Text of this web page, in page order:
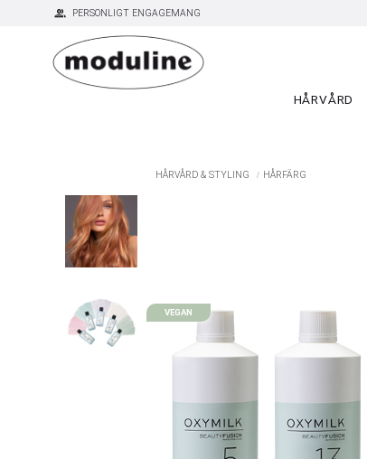
group PERSONLIGT ENGAGEMANG
HÅRVÅRD
HÅRVÅRD & STYLING HÅRFÄRG
VEGAN